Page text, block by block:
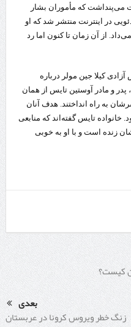
می‌پنداشت که مأموران بشار
در اینترنت منتشر شد که او
از آن زمان تا کنون اما رد
کیلا جین مولر درباره
و مادر آوستین تایس از همان
به راه انداختند. هدف آنان
خانواده تایس گفته‌‌اند که منابعی
زنده است و با او به خوبی
کیست؟
بعدی
زنگ خطر ویروس کرونا در عربستان